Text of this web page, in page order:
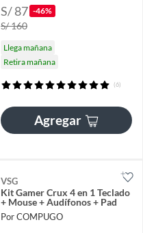
S/ 87 -46%
S/ 160
Llega mañana
Retira mañana
(6)
Agregar
VSG
Kit Gamer Crux 4 en 1 Teclado
+ Mouse + Audífonos + Pad
Por COMPUGO